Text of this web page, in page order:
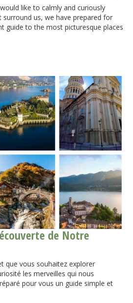
like to calmly and curiously
us, we have prepared for
guide to the most picturesque places
de Notre
que vous souhaitez explorer
les merveilles qui nous
pour vous un guide simple et